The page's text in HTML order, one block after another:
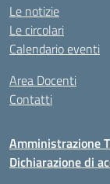
Le notizie
Le circolari
Calendario eventi
Area Docenti
Contatti
Amministrazione
Dichiarazione di